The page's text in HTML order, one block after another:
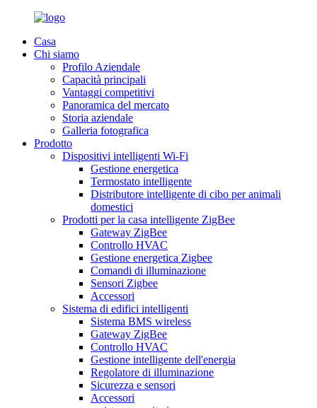
Casa
Chi siamo
Profilo Aziendale
Capacità principali
Vantaggi competitivi
Panoramica del mercato
Storia aziendale
Galleria fotografica
Prodotto
Dispositivi intelligenti Wi-Fi
Gestione energetica
Termostato intelligente
Distributore intelligente di cibo per animali
domestici
Prodotti per la casa intelligente ZigBee
Gateway ZigBee
Controllo HVAC
Gestione energetica Zigbee
Comandi di illuminazione
Sensori Zigbee
Accessori
Sistema di edifici intelligenti
Sistema BMS wireless
Gateway ZigBee
Controllo HVAC
Gestione intelligente dell'energia
Regolatore di illuminazione
Sicurezza e sensori
Accessori